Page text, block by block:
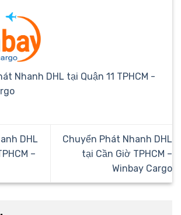
Nhanh DHL tại Quận 11 TPHCM -
DHL
–
Chuyển Phát Nhanh DHL
tại Cần Giờ TPHCM –
Winbay Cargo